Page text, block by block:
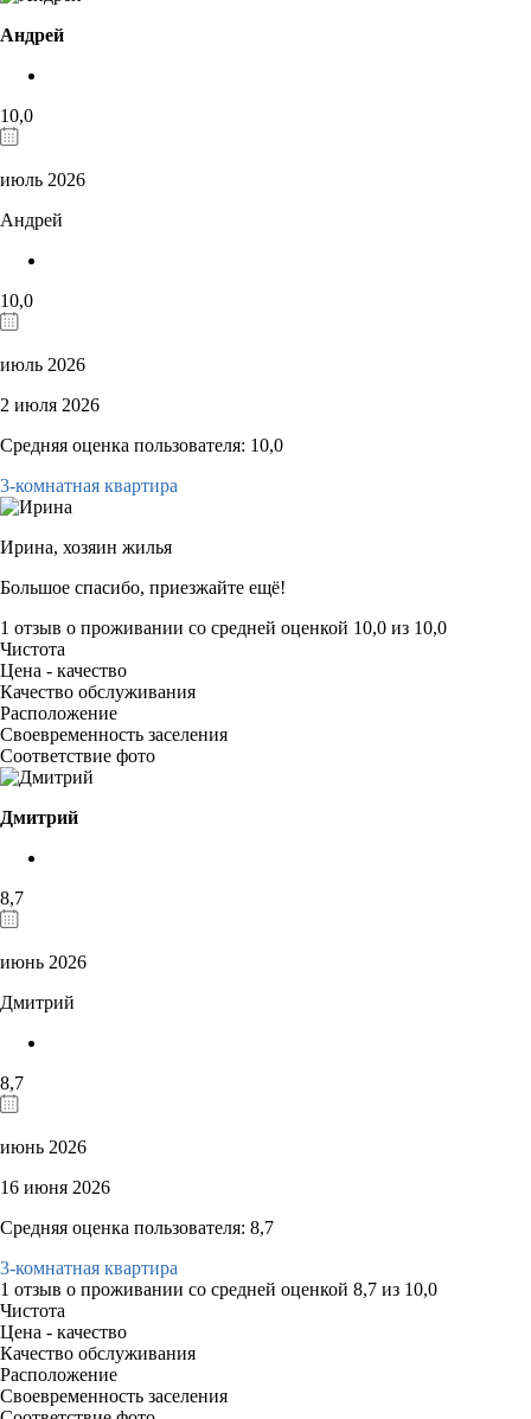
Андрей
10,0
июль 2026
Андрей
10,0
июль 2026
2 июля 2026
Средняя оценка пользователя: 10,0
3-комнатная квартира
Ирина, хозяин жилья
Большое спасибо, приезжайте ещё!
1 отзыв о проживании со средней оценкой 10,0 из 10,0
Чистота
Цена - качество
Качество обслуживания
Расположение
Своевременность заселения
Соответствие фото
Дмитрий
8,7
июнь 2026
Дмитрий
8,7
июнь 2026
16 июня 2026
Средняя оценка пользователя: 8,7
3-комнатная квартира
1 отзыв о проживании со средней оценкой 8,7 из 10,0
Чистота
Цена - качество
Качество обслуживания
Расположение
Своевременность заселения